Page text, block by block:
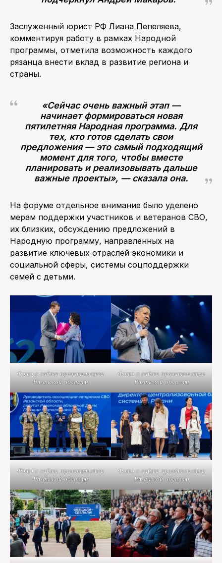
Заслуженный юрист РФ Лиана Пепеляева,
комментируя работу в рамках Народной
программы, отметила возможность каждого
рязанца внести вклад в развитие региона и
страны.
«Сейчас очень важный этап —
начинает формироваться новая
пятилетняя Народная программа. Для
тех, кто готов сделать свои
предложения — это самый подходящий
момент для того, чтобы вместе
планировать и реализовывать дальше
важные проекты», — сказала она.
На форуме отдельное внимание было уделено
мерам поддержки участников и ветеранов СВО,
их близких, обсуждению предложений в
Народную программу, направленных на
развитие ключевых отраслей экономики и
социальной сферы, системы соцподдержки
семей с детьми.
Фото с сайта правительства
Рязанской области
Фото с сайта правительства
Рязанской области
Фото с сайта правительства
Рязанской области
Фото с сайта правительства
Рязанской области